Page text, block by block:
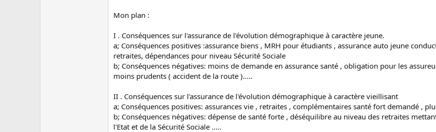
Mon plan :
I . Conséquences sur l'assurance de l'évolution démographique à caractère jeune.
a; Conséquences positives :assurance biens , MRH pour étudiants , assurance auto jeune
retraites, dépendances pour niveau Sécurité Sociale
b; Conséquences négatives: moins de demande en assurance santé , obligation pour les
moins prudents ( accident de la route ).....
II . Conséquences sur l'assurance de l'évolution démographique à caractère vieillisant
a; Conséquences positives: assurances vie , retraites , complémentaires santé fort demandé ,
b; Conséquences négatives: dépense de santé forte , déséquilibre au niveau des retraites
l'Etat et de la Sécurité Sociale .....